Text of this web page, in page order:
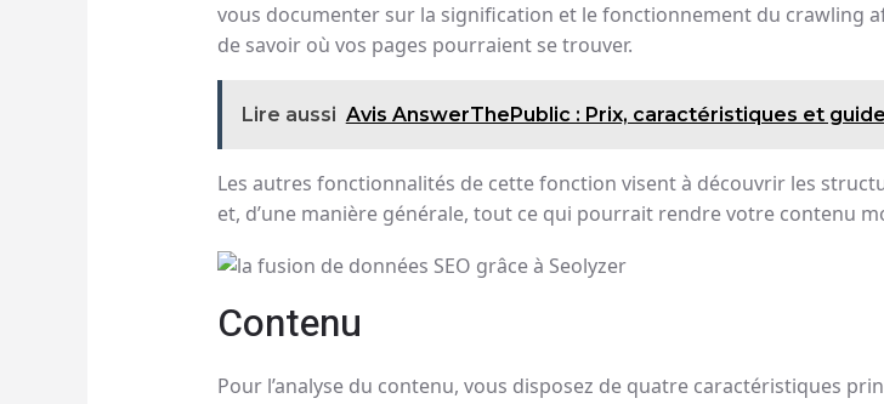
vous documenter sur la signification et le fonctionnement du crawling
de savoir où vos pages pourraient se trouver.
Lire aussi Avis AnswerThePublic : Prix, caractéristiques et
Les autres fonctionnalités de cette fonction visent à découvrir les
et, d’une manière générale, tout ce qui pourrait rendre votre contenu
Contenu
Pour l’analyse du contenu, vous disposez de quatre caractéristiques